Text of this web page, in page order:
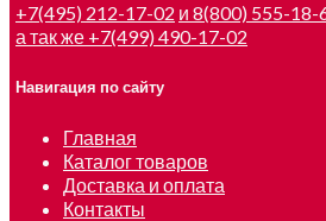
+7(495) 212-17-02 и 8(800) 555-18-
а так же +7(499) 490-17-02
Навигация по сайту
Главная
Каталог товаров
Доставка и оплата
Контакты